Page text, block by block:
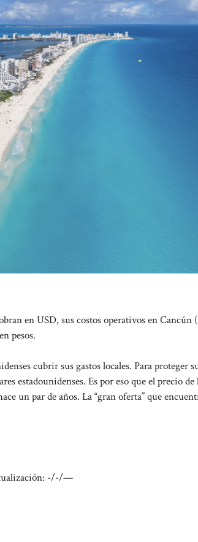
en USD, sus costos operativos en Cancún
pesos.
cubrir sus gastos locales. Para proteger
estadounidenses. Es por eso que el precio
un par de años. La “gran oferta” que
-/-/—